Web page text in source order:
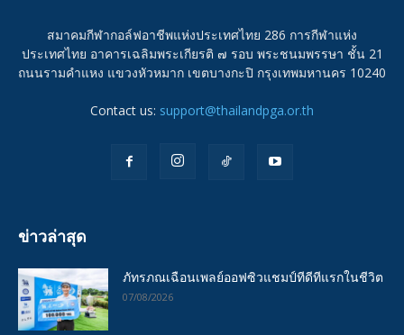
สมาคมกีฬากอล์ฟอาชีพแห่งประเทศไทย 286 การกีฬาแห่ง
ประเทศไทย อาคารเฉลิมพระเกียรติ ๗ รอบ พระชนมพรรษา ชั้น 21
ถนนรามคำแหง แขวงหัวหมาก เขตบางกะปิ กรุงเทพมหานคร 10240
Contact us: support@thailandpga.or.th
ข่าวล่าสุด
ภัทรภณเฉือนเพลย์ออฟซิวแชมป์ทีดีทีแรกในชีวิต
07/08/2026